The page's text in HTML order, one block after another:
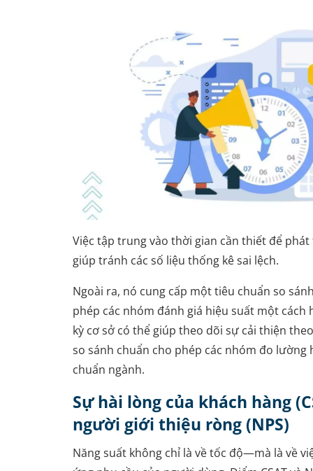
Việc tập trung vào thời gian cần thiết để
giúp tránh các số liệu thống kê sai lệch.
Ngoài ra, nó cung cấp một tiêu chuẩn so
phép các nhóm đánh giá hiệu suất một cách
kỳ cơ sở có thể giúp theo dõi sự cải thiện
so sánh chuẩn cho phép các nhóm đo lường
chuẩn ngành.
Sự hài lòng của khách hàng
người giới thiệu ròng (NPS)
Năng suất không chỉ là về tốc độ—mà là về